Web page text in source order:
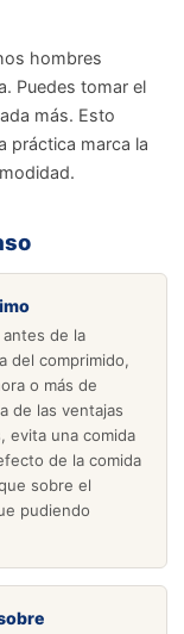
hombres
Puedes tomar el
más. Esto
práctica marca la
de la
del comprimido,
o más de
de las ventajas
evita una comida
de la comida
sobre el
pudiendo